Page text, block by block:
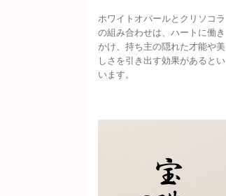
ホワイトオパールとクリソコラ
の組み合わせは、ハートに働き
かけ、持ち主の隠れた才能や美
しさを引き出す効果があるとい
います。